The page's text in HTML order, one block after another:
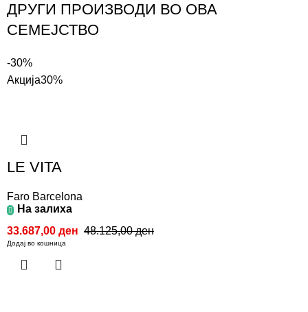
ДРУГИ ПРОИЗВОДИ ВО ОВА
СЕМЕЈСТВО
-30%
Акција30%
LE VITA
Faro Barcelona
На залиха
48.125,00ден
33.687,00 ден
Додај во кошница